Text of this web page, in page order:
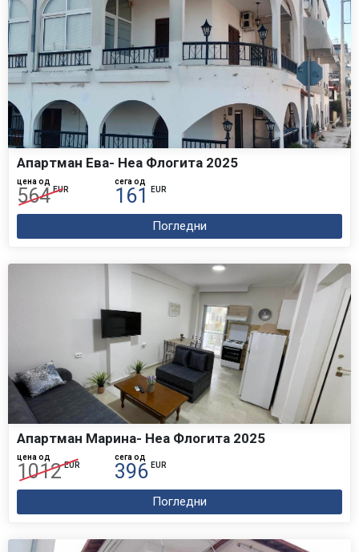
Апартман Ева- Неа Флогита 2025
цена од
564 EUR
сега од
161 EUR
Погледни
Апартман Марина- Неа Флогита 2025
цена од
1012 EUR
сега од
396 EUR
Погледни